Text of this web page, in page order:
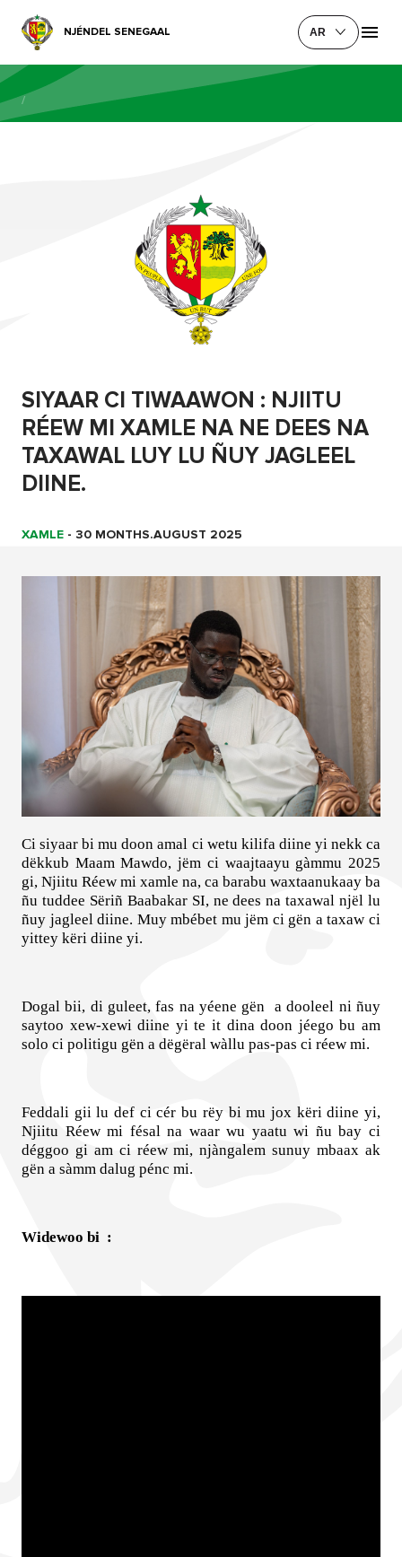
NJÉNDEL SENEGAAL AR
/
SIYAAR CI TIWAAWON : NJIITU
RÉEW MI XAMLE NA NE DEES NA
TAXAWAL LUY LU ÑUY JAGLEEL
DIINE.
XAMLE - 30 MONTHS.AUGUST 2025
Ci siyaar bi mu doon amal ci wetu kilifa diine yi nekk ca
dëkkub Maam Mawdo, jëm ci waajtaayu gàmmu 2025
gi, Njiitu Réew mi xamle na, ca barabu waxtaanukaay ba
ñu tuddee Sëriñ Baabakar SI, ne dees na taxawal njël lu
ñuy jagleel diine. Muy mbébet mu jëm ci gën a taxaw ci
yittey këri diine yi.
Dogal bii, di guleet, fas na yéene gën a dooleel ni ñuy
saytoo xew-xewi diine yi te it dina doon jéego bu am
solo ci politigu gën a dëgëral wàllu pas-pas ci réew mi.
Feddali gii lu def ci cér bu rëy bi mu jox këri diine yi,
Njiitu Réew mi fésal na waar wu yaatu wi ñu bay ci
déggoo gi am ci réew mi, njàngalem sunuy mbaax ak
gën a sàmm dalug pénc mi.
Widewoo bi :